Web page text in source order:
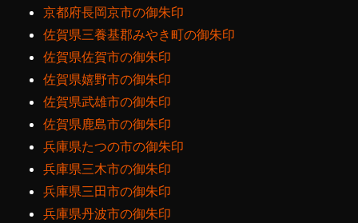
京都府長岡京市の御朱印
佐賀県三養基郡みやき町の御朱印
佐賀県佐賀市の御朱印
佐賀県嬉野市の御朱印
佐賀県武雄市の御朱印
佐賀県鹿島市の御朱印
兵庫県たつの市の御朱印
兵庫県三木市の御朱印
兵庫県三田市の御朱印
兵庫県丹波市の御朱印